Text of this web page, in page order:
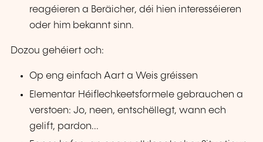
reagéieren a Beräicher, déi hien interesséieren
oder him bekannt sinn.
Dozou gehéiert och:
Op eng einfach Aart a Weis gréissen
Elementar Héiflechkeetsformele gebrauchen a
verstoen: Jo, neen, entschëllegt, wann ech
gelift, pardon...